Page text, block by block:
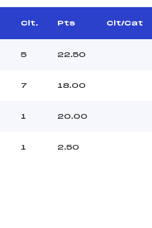
Clt. Pts Clt/Cat
5 22.50
7 18.00
1 20.00
1 2.50